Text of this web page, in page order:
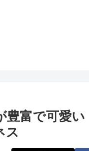
豊富で可愛
ス